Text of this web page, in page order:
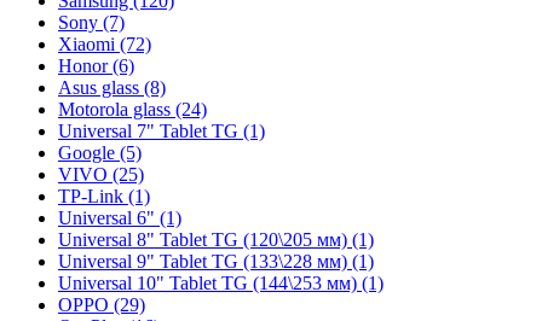
Sony (7)
Xiaomi (72)
Honor (6)
Asus glass (8)
Motorola glass (24)
Universal 7" Tablet TG (1)
Google (5)
VIVO (25)
TP-Link (1)
Universal 6" (1)
Universal 8" Tablet TG (120\205 мм) (1)
Universal 9" Tablet TG (133\228 мм) (1)
Universal 10" Tablet TG (144\253 мм) (1)
OPPO (29)